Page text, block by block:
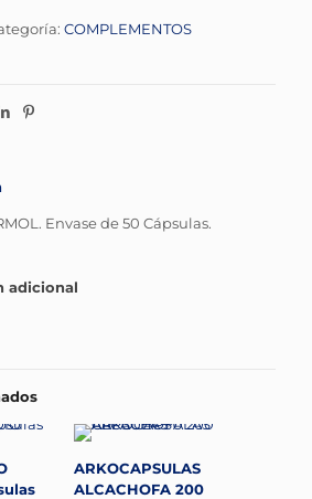
COMPLEMENTOS
Envase de 50 Cápsulas.
adicional
ARKOCAPSULAS
ALCACHOFA 200